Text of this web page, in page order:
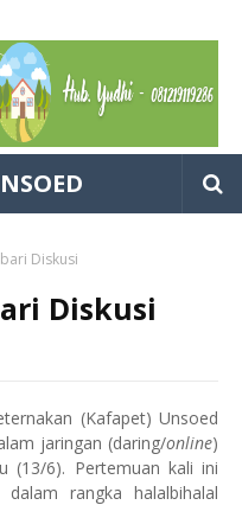
Diskusi
Diskusi
(Kafapet) Unsoed
jaringan (daring/online)
(13/6). Pertemuan kali ini
rangka halalbihalal